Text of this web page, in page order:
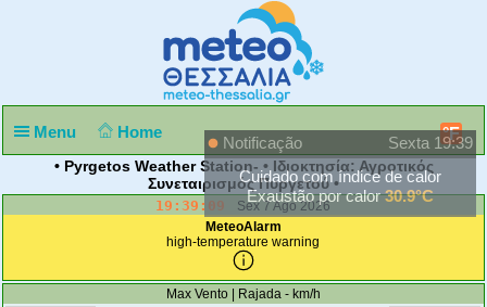
Menu Home °F
• Pyrgetos Weather Station- • Ιδιοκτησία: Αγροτικός
Συνεταιρισμός Πυργετού •
19:39:09
Sex 7 Ago 2026
MeteoAlarm
high-temperature warning
Max Vento | Rajada - km/h
Notificação
Sexta 19:39
Cuidado com índice de calor
Exaustão por calor30.9°C